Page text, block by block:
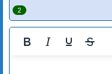
2